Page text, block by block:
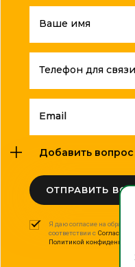
Ваше имя
Телефон для связи
Email
Добавить вопрос
ОТПРАВИТЬ
Я даю согласие на
соответствии с Согласием
Политикой